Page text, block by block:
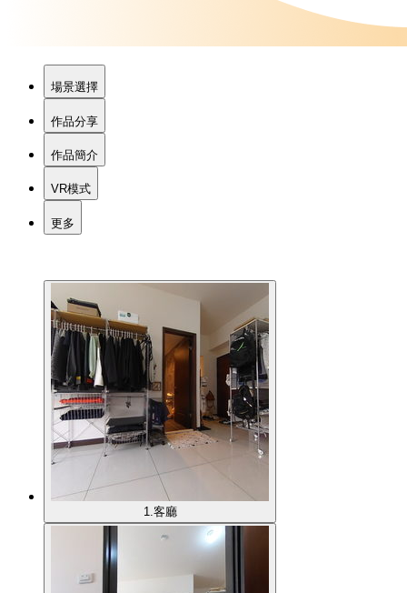
場景選擇
作品分享
作品簡介
VR模式
更多
1.客廳